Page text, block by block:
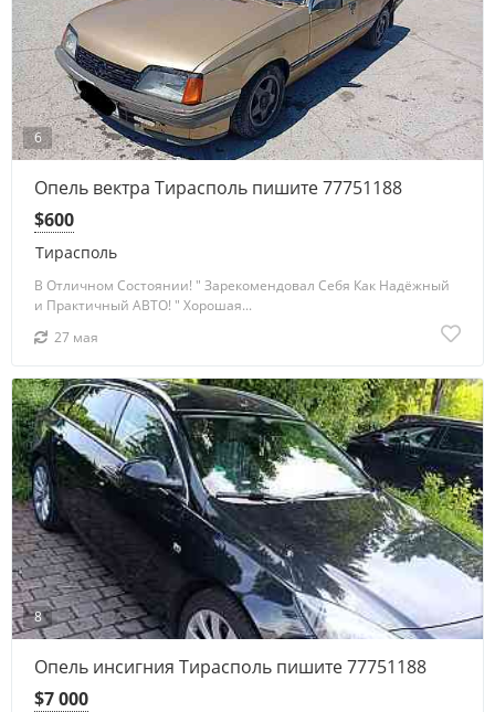
6
Опель вектра Тирасполь пишите 77751188
Тирасполь
$600
В Отличном Состоянии! " Зарекомендовал Себя Как Надёжный
и Практичный АВТО! " Хорошая...
27 мая
8
Опель инсигния Тирасполь пишите 77751188
$7 000